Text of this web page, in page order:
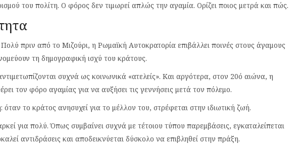
του πολίτη. Ο φόρος δεν τιμωρεί απλώς την αγαμία. Ορίζει ποιος μετρά και πώς.
Πολύ πριν από το Μιζούρι, η Ρωμαϊκή Αυτοκρατορία επιβάλλει ποινές στους άγαμους
τη δημογραφική ισχύ του κράτους.
συχνά ως κοινωνικά «ατελείς». Και αργότερα, στον 20ό αιώνα, η
τον φόρο αγαμίας για να αυξήσει τις γεννήσεις μετά τον πόλεμο.
το κράτος ανησυχεί για το μέλλον του, στρέφεται στην ιδιωτική ζωή.
για πολύ. Όπως συμβαίνει συχνά με τέτοιου τύπου παρεμβάσεις, εγκαταλείπεται
αντιδράσεις και αποδεικνύεται δύσκολο να επιβληθεί στην πράξη.